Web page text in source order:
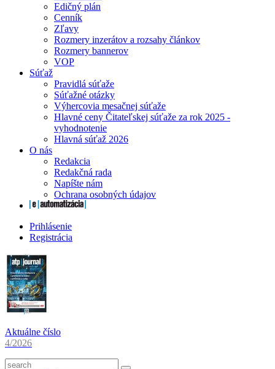
Edičný plán
Cenník
Zľavy
Rozmery inzerátov a rozsahy článkov
Rozmery bannerov
VOP
Súťaž
Pravidlá súťaže
Súťažné otázky
Výhercovia mesačnej súťaže
Hlavné ceny Čitateľskej súťaže za rok 2025 -
vyhodnotenie
Hlavná súťaž 2026
O nás
Redakcia
Redakčná rada
Napíšte nám
Ochrana osobných údajov
Prihlásenie
Registrácia
Aktuálne číslo
4/2026